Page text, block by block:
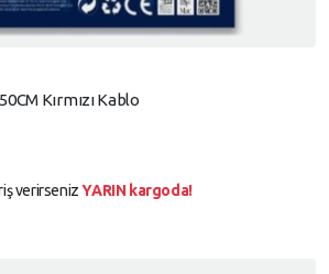
Kırmızı Kablo
verirsenizYARIN kargoda!